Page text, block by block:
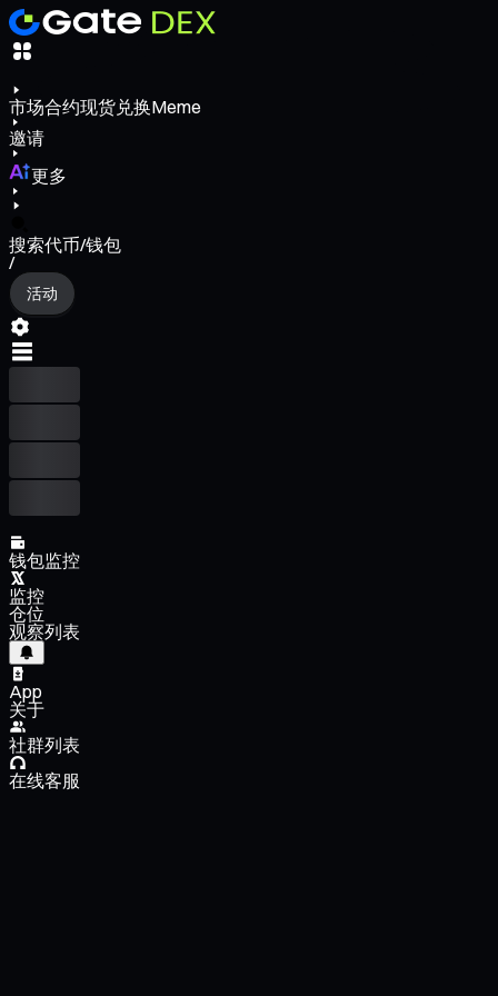
市场合约现货兑换Meme
邀请
更多
搜索代币/钱包
/
活动
钱包监控
监控
仓位
观察列表
App
关于
社群列表
在线客服